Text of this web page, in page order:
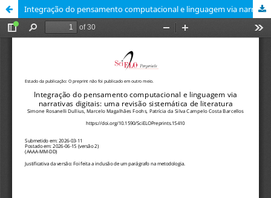
Integração do pensamento computacional e linguagem via narrativas digitais: uma revisão sistemática de literatura